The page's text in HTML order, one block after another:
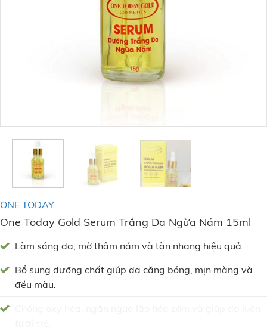
ONE TODAY
One Today Gold Serum Trắng Da Ngừa Nám 15ml
Làm sáng da, mờ thâm nám và tàn nhang hiệu quả.
Bổ sung dưỡng chất giúp da căng bóng, mịn màng và
đều màu.